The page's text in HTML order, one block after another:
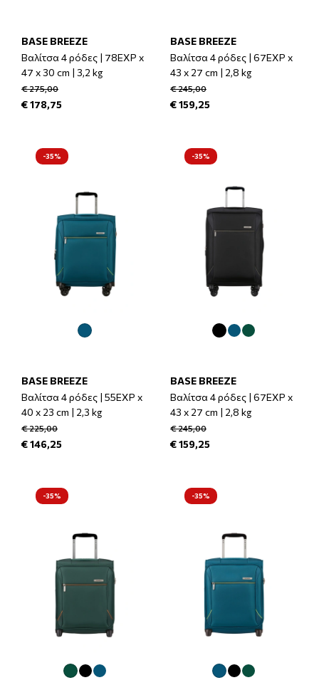
BASE BREEZE
Βαλίτσα 4 ρόδες | 78EXP x
47 x 30 cm | 3,2 kg
€ 275,00
€ 178,75
BASE BREEZE
Βαλίτσα 4 ρόδες | 67EXP x
43 x 27 cm | 2,8 kg
€ 245,00
€ 159,25
-35%
BASE BREEZE
Βαλίτσα 4 ρόδες | 55EXP x
40 x 23 cm | 2,3 kg
€ 225,00
€ 146,25
-35%
BASE BREEZE
Βαλίτσα 4 ρόδες | 67EXP x
43 x 27 cm | 2,8 kg
€ 245,00
€ 159,25
-35% -35%